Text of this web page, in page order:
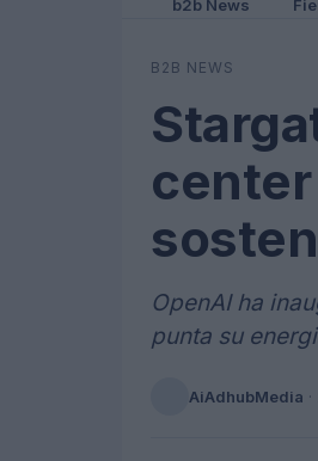
b2b News
B2B NEWS
center
OpenAI ha
punta su
AiAdhubMedia ·